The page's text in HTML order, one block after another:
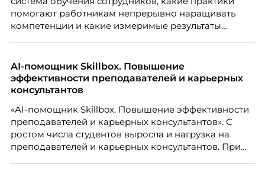
помогают работникам непрерывно наращивать
компетенции и какие измеримые результаты
закупкам направления «Минеральная изоляция»
компании ТЕХНОНИКОЛЬ.
AI-помощник Skillbox. Повышение
эффективности преподавателей и карьерных
консультантов
«AI-помощник Skillbox. Повышение эффективности
преподавателей и карьерных консультантов». С
ростом числа студентов выросла и нагрузка на
преподавателей и карьерных консультантов. При